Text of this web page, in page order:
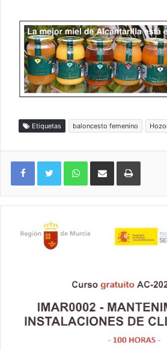
Etiquetas baloncesto femenino
WhatsAppCompartir por correo electrónicoImprimir